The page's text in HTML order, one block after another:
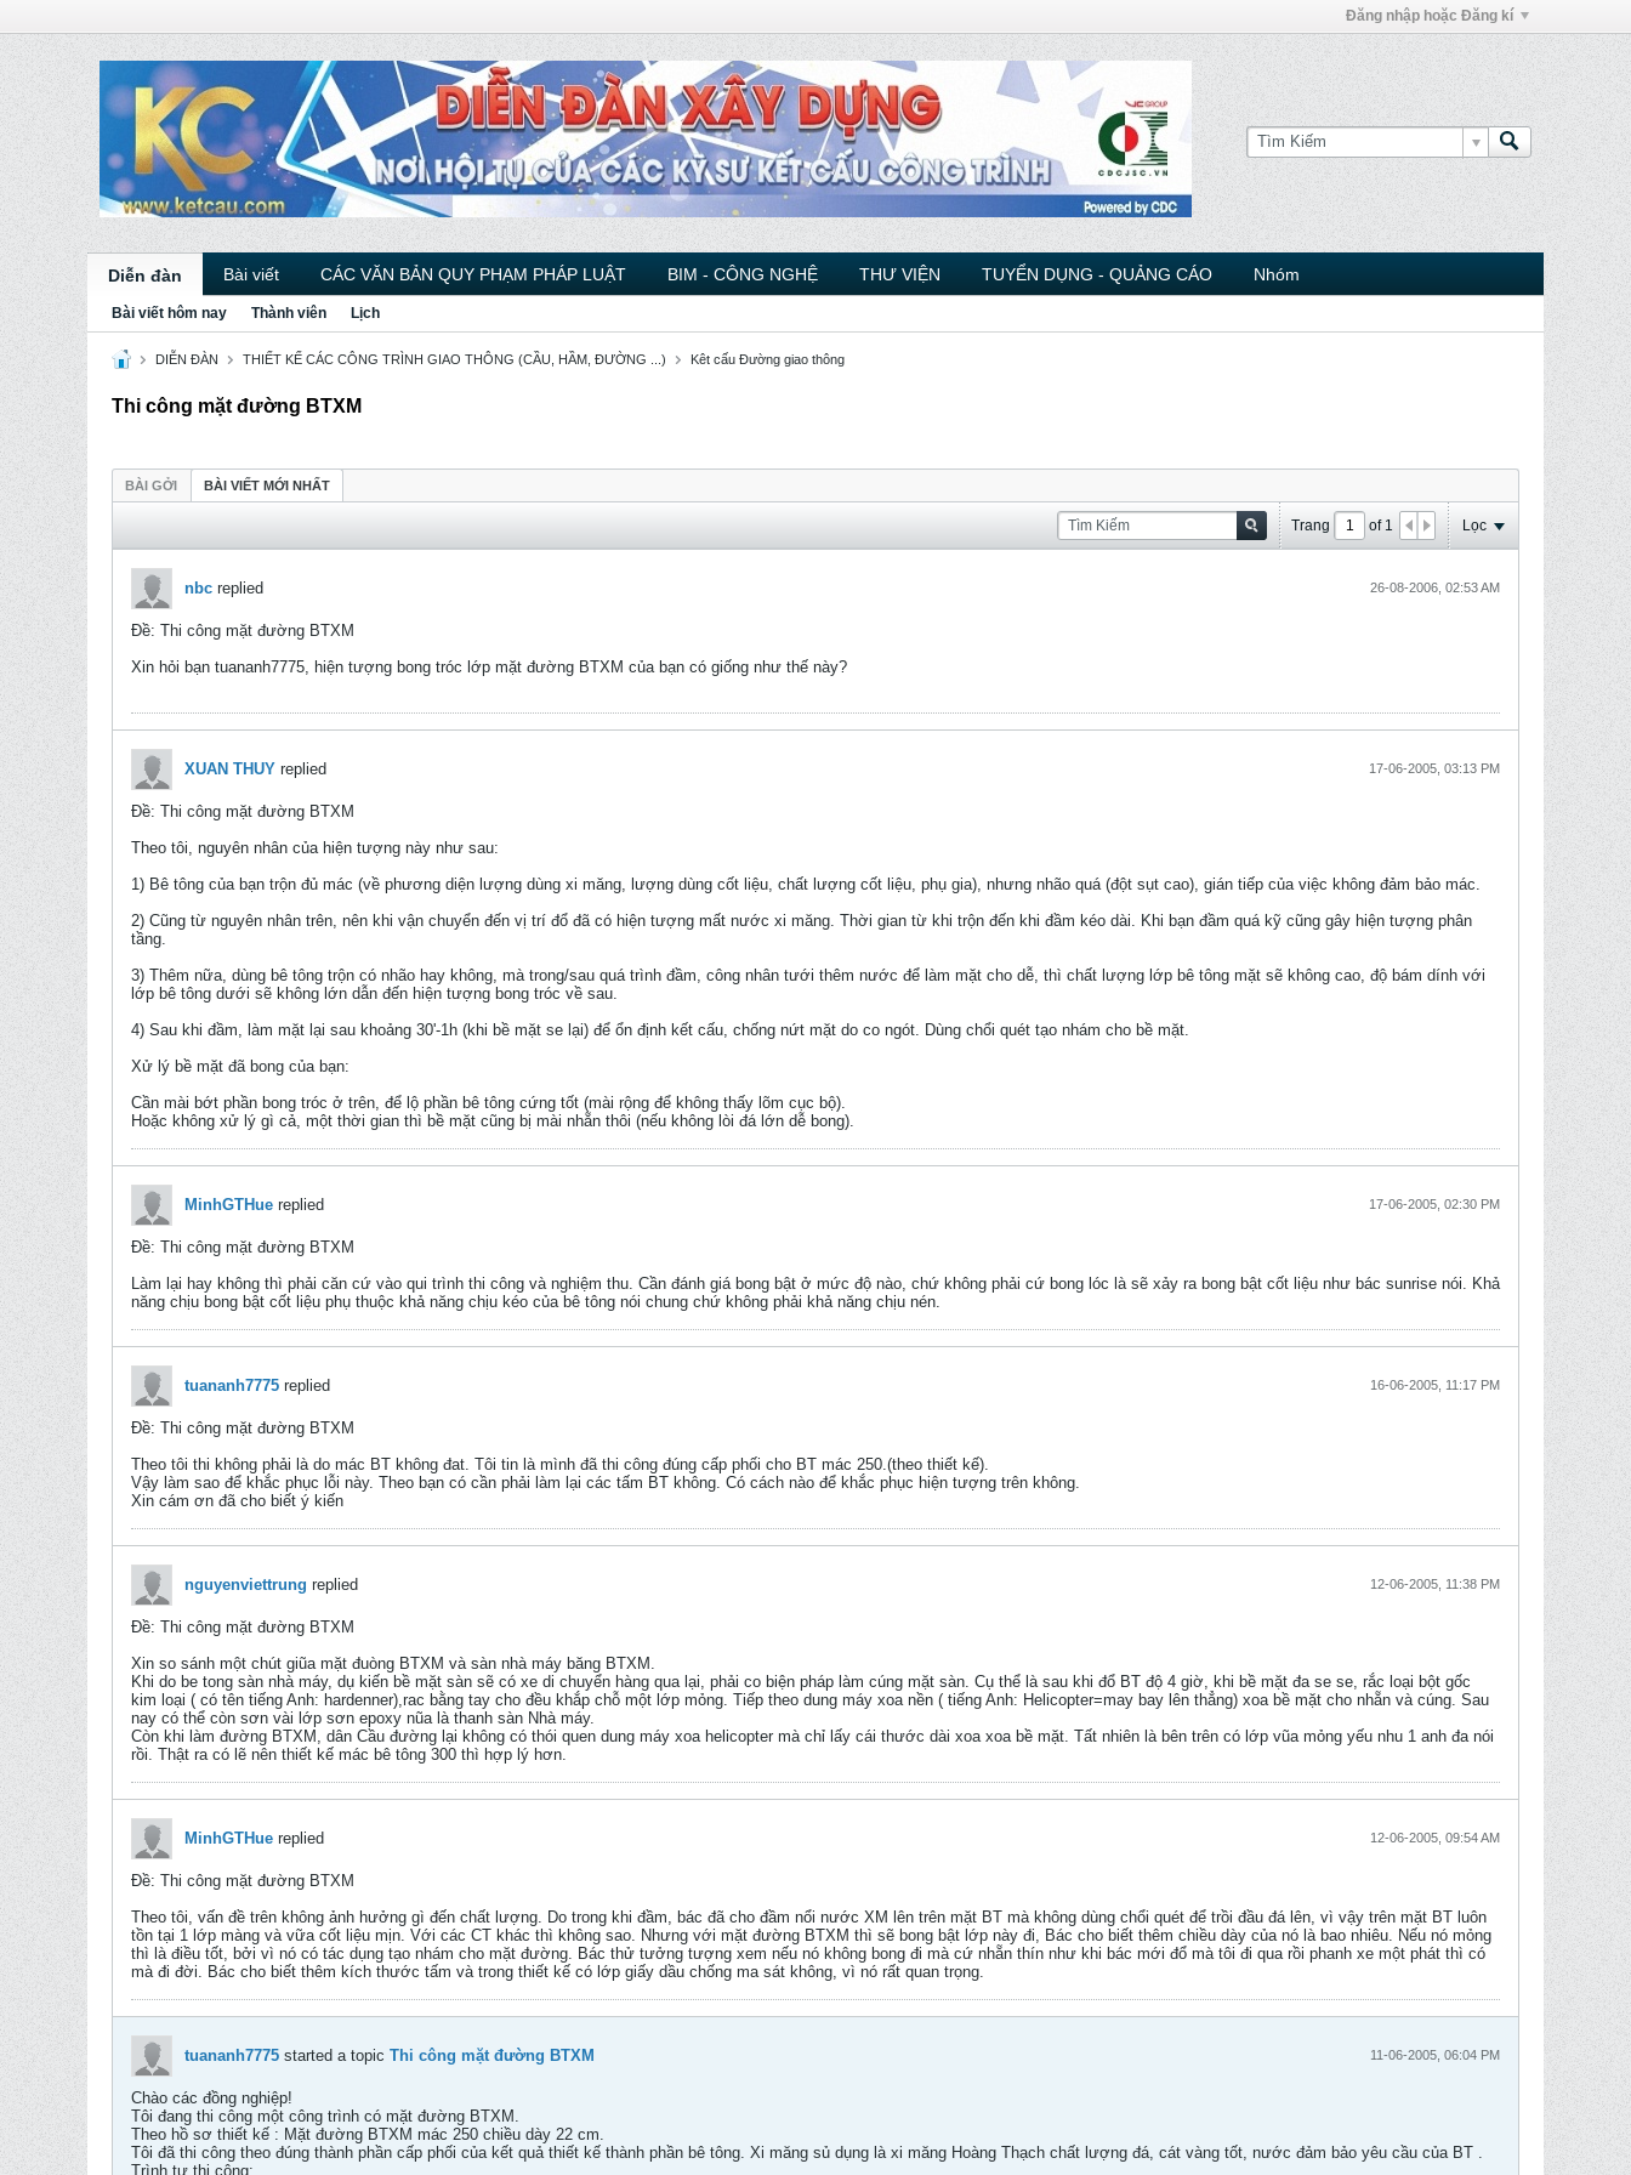
Đăng nhập hoặc Đăng kí
Diễn đàn Bài viết CÁC VĂN BẢN QUY PHẠM PHÁP LUẬT BIM - CÔNG NGHỆ THƯ VIỆN TUYỂN DỤNG - QUẢNG CÁO Nhóm
Bài viết hôm nay Thành viên Lịch
DIỄN ĐÀN THIẾT KẾ CÁC CÔNG TRÌNH GIAO THÔNG (CẦU, HẦM, ĐƯỜNG ...) Kêt cấu Đường giao thông
Thi công mặt đường BTXM
BÀI GỞI BÀI VIẾT MỚI NHẤT
Trang of 1 Lọc
nbc replied 26-08-2006, 02:53 AM
Ðề: Thi công mặt đường BTXM
Xin hỏi bạn tuananh7775, hiện tượng bong tróc lớp mặt đường BTXM của bạn có giống như thế này?
XUAN THUY replied 17-06-2005, 03:13 PM
Ðề: Thi công mặt đường BTXM
Theo tôi, nguyên nhân của hiện tượng này như sau:
1) Bê tông của bạn trộn đủ mác (về phương diện lượng dùng xi măng, lượng dùng cốt liệu, chất lượng cốt liệu, phụ gia), nhưng nhão quá (đột sụt cao), gián tiếp của việc không đảm bảo mác.
2) Cũng từ nguyên nhân trên, nên khi vận chuyển đến vị trí đổ đã có hiện tượng mất nước xi măng. Thời gian từ khi trộn đến khi đầm kéo dài. Khi bạn đầm quá kỹ cũng gây hiện tượng phân
tầng.
3) Thêm nữa, dùng bê tông trộn có nhão hay không, mà trong/sau quá trình đầm, công nhân tưới thêm nước để làm mặt cho dễ, thì chất lượng lớp bê tông mặt sẽ không cao, độ bám dính với
lớp bê tông dưới sẽ không lớn dẫn đến hiện tượng bong tróc về sau.
4) Sau khi đầm, làm mặt lại sau khoảng 30'-1h (khi bề mặt se lại) để ổn định kết cấu, chống nứt mặt do co ngót. Dùng chổi quét tạo nhám cho bề mặt.
Xử lý bề mặt đã bong của bạn:
Cần mài bớt phần bong tróc ở trên, để lộ phần bê tông cứng tốt (mài rộng để không thấy lõm cục bộ).
Hoặc không xử lý gì cả, một thời gian thì bề mặt cũng bị mài nhẵn thôi (nếu không lòi đá lớn dễ bong).
MinhGTHue replied 17-06-2005, 02:30 PM
Ðề: Thi công mặt đường BTXM
Làm lại hay không thì phải căn cứ vào qui trình thi công và nghiệm thu. Cần đánh giá bong bật ở mức độ nào, chứ không phải cứ bong lóc là sẽ xảy ra bong bật cốt liệu như bác sunrise nói. Khả
năng chịu bong bật cốt liệu phụ thuộc khả năng chịu kéo của bê tông nói chung chứ không phải khả năng chịu nén.
tuananh7775 replied 16-06-2005, 11:17 PM
Ðề: Thi công mặt đường BTXM
Theo tôi thi không phải là do mác BT không đat. Tôi tin là mình đã thi công đúng cấp phối cho BT mác 250.(theo thiết kế).
Vậy làm sao để khắc phục lỗi này. Theo bạn có cần phải làm lại các tấm BT không. Có cách nào để khắc phục hiện tượng trên không.
Xin cám ơn đã cho biết ý kiến
nguyenviettrung replied 12-06-2005, 11:38 PM
Ðề: Thi công mặt đường BTXM
Xin so sánh một chút giũa mặt đuòng BTXM và sàn nhà máy băng BTXM.
Khi do be tong sàn nhà máy, dụ kiến bề mặt sàn sẽ có xe di chuyển hàng qua lại, phải co biện pháp làm cúng mặt sàn. Cụ thể là sau khi đổ BT độ 4 giờ, khi bề mặt đa se se, rắc loại bột gốc
kim loại ( có tên tiếng Anh: hardenner),rac bằng tay cho đều khắp chỗ một lớp mỏng. Tiếp theo dung máy xoa nền ( tiếng Anh: Helicopter=may bay lên thẳng) xoa bề mặt cho nhẵn và cúng. Sau
nay có thể còn sơn vài lớp sơn epoxy nũa là thanh sàn Nhà máy.
Còn khi làm đường BTXM, dân Cầu đường lại không có thói quen dung máy xoa helicopter mà chỉ lấy cái thước dài xoa xoa bề mặt. Tất nhiên là bên trên có lớp vũa mỏng yếu nhu 1 anh đa nói
rồi. Thật ra có lẽ nên thiết kế mác bê tông 300 thì hợp lý hơn.
MinhGTHue replied 12-06-2005, 09:54 AM
Ðề: Thi công mặt đường BTXM
Theo tôi, vấn đề trên không ảnh hưởng gì đến chất lượng. Do trong khi đầm, bác đã cho đầm nổi nước XM lên trên mặt BT mà không dùng chổi quét để trồi đầu đá lên, vì vậy trên mặt BT luôn
tồn tại 1 lớp màng và vữa cốt liệu mịn. Với các CT khác thì không sao. Nhưng với mặt đường BTXM thì sẽ bong bật lớp này đi, Bác cho biết thêm chiều dày của nó là bao nhiêu. Nếu nó mỏng
thì là điều tốt, bởi vì nó có tác dụng tạo nhám cho mặt đường. Bác thử tưởng tượng xem nếu nó không bong đi mà cứ nhẵn thín như khi bác mới đổ mà tôi đi qua rồi phanh xe một phát thì có
mà đi đời. Bác cho biết thêm kích thước tấm và trong thiết kế có lớp giấy dầu chống ma sát không, vì nó rất quan trọng.
tuananh7775 started a topic Thi công mặt đường BTXM 11-06-2005, 06:04 PM
Chào các đồng nghiệp!
Tôi đang thi công một công trình có mặt đường BTXM.
Theo hồ sơ thiết kế : Mặt đường BTXM mác 250 chiều dày 22 cm.
Tôi đã thi công theo đúng thành phần cấp phối của kết quả thiết kế thành phần bê tông. Xi măng sủ dụng là xi măng Hoàng Thạch chất lượng đá, cát vàng tốt, nước đảm bảo yêu cầu của BT .
Trình tự thi công: